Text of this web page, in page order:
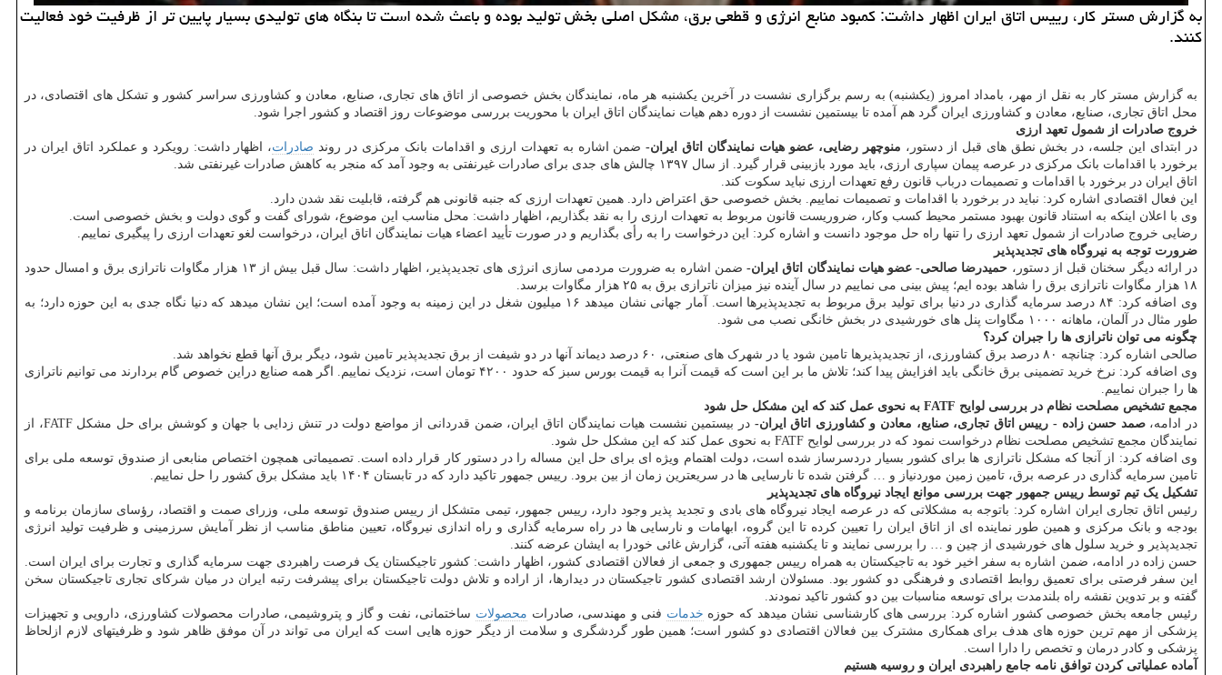
به گزارش مستر کار، رییس اتاق ایران اظهار داشت: کمبود منابع انرژی و قطعی برق، مشکل اصلی بخش تولید بوده و باعث شده است تا بنگاه های تولیدی بسیار پایین تر از ظرفیت خود فعالیت
کنند.
به گزارش مستر کار به نقل از مهر، بامداد امروز (یکشنبه) به رسم برگزاری نشست در آخرین یکشنبه هر ماه، نمایندگان بخش خصوصی از اتاق های تجاری، صنایع، معادن و کشاورزی سراسر کشور و تشکل های اقتصادی، در
محل اتاق تجاری، صنایع، معادن و کشاورزی ایران گرد هم آمده تا بیستمین نشست از دوره دهم هیات نمایندگان اتاق ایران با محوریت بررسی موضوعات روز اقتصاد و کشور اجرا شود.
خروج صادرات از شمول تعهد ارزی
در ابتدای این جلسه، در بخش نطق های قبل از دستور، منوچهر رضایی، عضو هیات نمایندگان اتاق ایران-ضمن اشاره به تعهدات ارزی و اقدامات بانک مرکزی در روند صادرات، اظهار داشت: رویکرد و عملکرد اتاق ایران در
برخورد با اقدامات بانک مرکزی در عرصه پیمان سپاری ارزی، باید مورد بازبینی قرار گیرد. از سال ۱۳۹۷ چالش های جدی برای صادرات غیرنفتی به وجود آمد که منجر به کاهش صادرات غیرنفتی شد.
اتاق ایران در برخورد با اقدامات و تصمیمات درباب قانون رفع تعهدات ارزی نباید سکوت کند.
این فعال اقتصادی اشاره کرد: نباید در برخورد با اقدامات و تصمیمات نماییم. بخش خصوصی حق اعتراض دارد. همین تعهدات ارزی که جنبه قانونی هم گرفته، قابلیت نقد شدن دارد.
وی با اعلان اینکه به استناد قانون بهبود مستمر محیط کسب وکار، ضروریست قانون مربوط به تعهدات ارزی را به نقد بگذاریم، اظهار داشت: محل مناسب این موضوع، شورای گفت و گوی دولت و بخش خصوصی است.
رضایی خروج صادرات از شمول تعهد ارزی را تنها راه حل موجود دانست و اشاره کرد: این درخواست را به رأی بگذاریم و در صورت تأیید اعضاء هیات نمایندگان اتاق ایران، درخواست لغو تعهدات ارزی را پیگیری نماییم.
ضرورت توجه به نیروگاه های تجدیدپذیر
در ارائه دیگر سخنان قبل از دستور، حمیدرضا صالحی- عضو هیات نمایندگان اتاق ایران-
ضمن اشاره به ضرورت مردمی سازی انرژی های تجدیدپذیر، اظهار داشت: سال قبل بیش از ۱۳ هزار مگاوات ناترازی برق و امسال حدود
۱۸ هزار مگاوات ناترازی برق را شاهد بوده ایم؛ پیش بینی می نماییم در سال آینده نیز میزان ناترازی برق به ۲۵ هزار مگاوات برسد.
وی اضافه کرد: ۸۴ درصد سرمایه گذاری در دنیا برای تولید برق مربوط به تجدیدپذیرها است. آمار جهانی نشان میدهد ۱۶ میلیون شغل در این زمینه به وجود آمده است؛ این نشان میدهد که دنیا نگاه جدی به این حوزه دارد؛ به
طور مثال در آلمان، ماهانه ۱۰۰۰ مگاوات پنل های خورشیدی در بخش خانگی نصب می شود.
چگونه می توان ناترازی ها را جبران کرد؟
صالحی اشاره کرد: چنانچه ۸۰ درصد برق کشاورزی، از تجدیدپذیرها تامین شود یا در شهرک های صنعتی، ۶۰ درصد دیماند آنها در دو شیفت از برق تجدیدپذیر تامین شود، دیگر برق آنها قطع نخواهد شد.
وی اضافه کرد: نرخ خرید تضمینی برق خانگی باید افزایش پیدا کند؛ تلاش ما بر این است که قیمت آنرا به قیمت بورس سبز که حدود ۴۲۰۰ تومان است، نزدیک نماییم. اگر همه صنایع دراین خصوص گام بردارند می توانیم ناترازی
ها را جبران نماییم.
مجمع تشخیص مصلحت نظام در بررسی لوایح FATF به نحوی عمل کند که این مشکل حل شود
در ادامه،صمد حسن زاده - رییس اتاق تجاری، صنایع، معادن و کشاورزی اتاق ایران-
در بیستمین نشست هیات نمایندگان اتاق ایران، ضمن قدردانی از مواضع دولت در تنش زدایی با جهان و کوشش برای حل مشکل FATF، از
نمایندگان مجمع تشخیص مصلحت نظام درخواست نمود که در بررسی لوایح FATF به نحوی عمل کند که این مشکل حل شود.
وی اضافه کرد: از آنجا که مشکل ناترازی ها برای کشور بسیار دردسرساز شده است، دولت اهتمام ویژه ای برای حل این مساله را در دستور کار قرار داده است. تصمیماتی همچون اختصاص منابعی از صندوق توسعه ملی برای
تامین سرمایه گذاری در عرصه برق، تامین زمین موردنیاز و … گرفتن شده تا نارسایی ها در سریعترین زمان از بین برود. رییس جمهور تاکید دارد که در تابستان ۱۴۰۴ باید مشکل برق کشور را حل نماییم.
تشکیل یک تیم توسط رییس جمهور جهت بررسی موانع ایجاد نیروگاه های تجدیدپذیر
رئیس اتاق تجاری ایران اشاره کرد: باتوجه به مشکلاتی که در عرصه ایجاد نیروگاه های بادی و تجدید پذیر وجود دارد، رییس جمهور، تیمی متشکل از رییس صندوق توسعه ملی، وزرای صمت و اقتصاد، رؤسای سازمان برنامه و
بودجه و بانک مرکزی و همین طور نماینده ای از اتاق ایران را تعیین کرده تا این گروه، ابهامات و نارسایی ها در راه سرمایه گذاری و راه اندازی نیروگاه، تعیین مناطق مناسب از نظر آمایش سرزمینی و ظرفیت تولید انرژی
تجدیدپذیر و خرید سلول های خورشیدی از چین و … را بررسی نمایند و تا یکشنبه هفته آتی، گزارش غائی خودرا به ایشان عرضه کنند.
حسن زاده در ادامه، ضمن اشاره به سفر اخیر خود به تاجیکستان به همراه رییس جمهوری و جمعی از فعالان اقتصادی کشور، اظهار داشت: کشور تاجیکستان یک فرصت راهبردی جهت سرمایه گذاری و تجارت برای ایران است.
این سفر فرصتی برای تعمیق روابط اقتصادی و فرهنگی دو کشور بود. مسئولان ارشد اقتصادی کشور تاجیکستان در دیدارها، از اراده و تلاش دولت تاجیکستان برای پیشرفت رتبه ایران در میان شرکای تجاری تاجیکستان سخن
گفته و بر تدوین نقشه راه بلندمدت برای توسعه مناسبات بین دو کشور تاکید نمودند.
رئیس جامعه بخش خصوصی کشور اشاره کرد: بررسی های کارشناسی نشان میدهد که حوزه خدمات فنی و مهندسی، صادرات محصولات ساختمانی، نفت و گاز و پتروشیمی، صادرات محصولات کشاورزی، دارویی و تجهیزات
پزشکی از مهم ترین حوزه های هدف برای همکاری مشترک بین فعالان اقتصادی دو کشور است؛ همین طور گردشگری و سلامت از دیگر حوزه هایی است که ایران می تواند در آن موفق ظاهر شود و ظرفیتهای لازم ازلحاظ
پزشکی و کادر درمان و تخصص را دارا است.
آماده عملیاتی کردن توافق نامه جامع راهبردی ایران و روسیه هستیم